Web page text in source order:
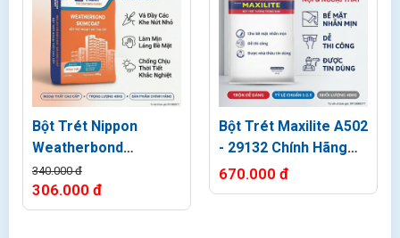
Bột Trét Nippon
Weatherbond
Skimcoat
340.000 đ
306.000 đ
Bột Trét Maxilite A502
- 29132 Chính Hãng
Giá Rẻ Bao 40kg
670.000 đ